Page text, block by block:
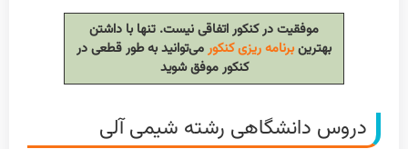
موفقیت در کنکور اتفاقی نیست. تنها با داشتن
بهترینبرنامه ریزی کنکورمی‌توانید به طور قطعی در
کنکور موفق شوید
دروس دانشگاهی رشته شیمی آلی